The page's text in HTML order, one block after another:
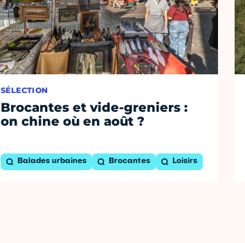
SÉLECTION
Brocantes et vide-greniers :
on chine où en août ?
Balades urbaines Brocantes Loisirs